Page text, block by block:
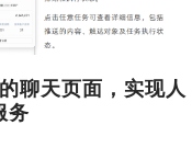
聊天页面，实现人
务